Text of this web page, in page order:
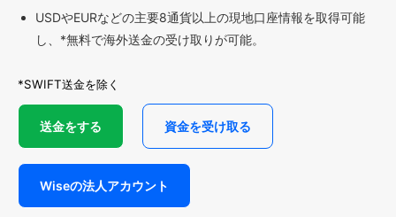
USDやEURなどの主要8通貨以上の現地口座情報を取得可能
し、*無料で海外送金の受け取りが可能。
*SWIFT送金を除く
送金をする 資金を受け取る
Wiseの法人アカウント